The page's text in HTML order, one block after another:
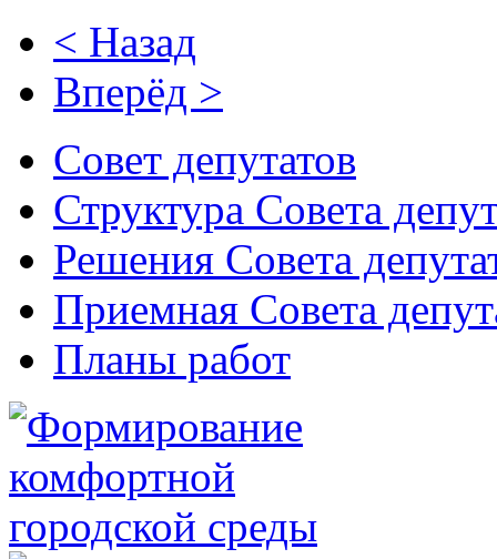
< Назад
Вперёд >
Совет депутатов
Структура Совета
Решения Совета
Приемная Совета
Планы работ